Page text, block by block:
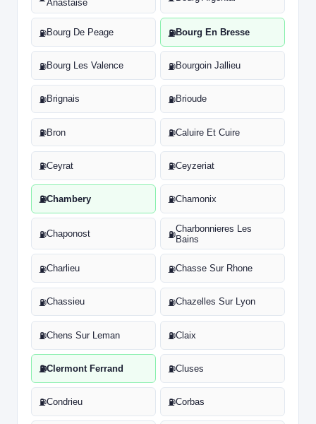
Anastaise
⛽Bourg De Peage ⛽Bourg En Bresse
⛽Bourg Les Valence ⛽Bourgoin Jallieu
⛽Brignais ⛽Brioude
⛽Bron ⛽Caluire Et Cuire
⛽Ceyrat ⛽Ceyzeriat
⛽Chambery ⛽Chamonix
⛽Chaponost ⛽
Charbonnieres Les
Bains
⛽Charlieu ⛽Chasse Sur Rhone
⛽Chassieu ⛽Chazelles Sur Lyon
⛽Chens Sur Leman ⛽Claix
⛽Clermont Ferrand ⛽Cluses
⛽Condrieu ⛽Corbas